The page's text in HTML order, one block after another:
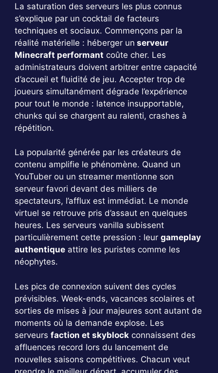
La saturation des serveurs les plus connus
s’explique par un cocktail de facteurs
techniques et sociaux. Commençons par la
réalité matérielle : héberger un serveur
Minecraft performant coûte cher. Les
administrateurs doivent arbitrer entre capacité
d’accueil et fluidité de jeu. Accepter trop de
joueurs simultanément dégrade l’expérience
pour tout le monde : latence insupportable,
chunks qui se chargent au ralenti, crashes à
répétition.
La popularité générée par les créateurs de
contenu amplifie le phénomène. Quand un
YouTuber ou un streamer mentionne son
serveur favori devant des milliers de
spectateurs, l’afflux est immédiat. Le monde
virtuel se retrouve pris d’assaut en quelques
heures. Les serveurs vanilla subissent
particulièrement cette pression : leur gameplay
authentique attire les puristes comme les
néophytes.
Les pics de connexion suivent des cycles
prévisibles. Week-ends, vacances scolaires et
sorties de mises à jour majeures sont autant de
moments où la demande explose. Les
serveurs faction et skyblock connaissent des
affluences record lors du lancement de
nouvelles saisons compétitives. Chacun veut